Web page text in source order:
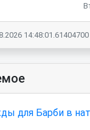
14:48:01.61404700
для Барби в